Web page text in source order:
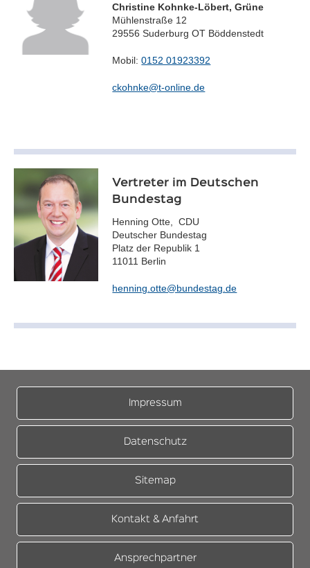
Christine Kohnke-Löbert, Grüne
Mühlenstraße 12
29556 Suderburg OT Böddenstedt
Mobil:0152 01923392
ckohnke@t-online.de
Vertreter im Deutschen
Bundestag
Henning Otte, CDU
Deutscher Bundestag
Platz der Republik 1
11011 Berlin
henning.otte@bundestag.de
Impressum
Datenschutz
Sitemap
Kontakt & Anfahrt
Ansprechpartner